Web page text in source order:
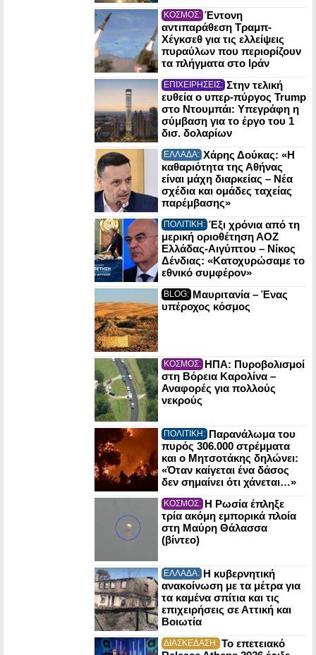
ΚΟΣΜΟΣ: Έντονη
αντιπαράθεση Τραμπ-
Χέγκσεθ για τις ελλείψεις
πυραύλων που περιορίζουν
τα πλήγματα στο Ιράν
ΕΠΙΧΕΙΡΗΣΕΙΣ: Στην τελική
ευθεία ο υπερ-πύργος Trump
στο Ντουμπάι: Υπεγράφη η
σύμβαση για το έργο του 1
δισ. δολαρίων
ΕΛΛΑΔΑ: Χάρης Δούκας: «Η
καθαριότητα της Αθήνας
είναι μάχη διαρκείας – Νέα
σχέδια και ομάδες ταχείας
παρέμβασης»
ΠΟΛΙΤΙΚΗ: Έξι χρόνια από τη
μερική οριοθέτηση ΑΟΖ
Ελλάδας-Αιγύπτου – Νίκος
Δένδιας: «Κατοχυρώσαμε το
εθνικό συμφέρον»
BLOG: Μαυριτανία – Ένας
υπέροχος κόσμος
ΚΟΣΜΟΣ: ΗΠΑ: Πυροβολισμοί
στη Βόρεια Καρολίνα –
Αναφορές για πολλούς
νεκρούς
ΠΟΛΙΤΙΚΗ: Παρανάλωμα του
πυρός 306.000 στρέμματα
και ο Μητσοτάκης δηλώνει:
«Όταν καίγεται ένα δάσος
δεν σημαίνει ότι χάνεται…»
ΚΟΣΜΟΣ: Η Ρωσία έπληξε
τρία ακόμη εμπορικά πλοία
στη Μαύρη Θάλασσα
(βίντεο)
ΕΛΛΑΔΑ: Η κυβερνητική
ανακοίνωση με τα μέτρα για
τα καμένα σπίτια και τις
επιχειρήσεις σε Αττική και
Βοιωτία
ΔΙΑΣΚΕΔΑΣΗ: Το επετειακό